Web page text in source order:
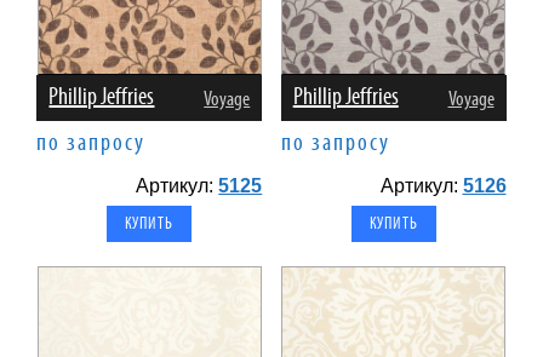
Phillip Jeffries Voyage
по запросу
Артикул:5125
Phillip Jeffries Voyage
по запросу
Артикул: 5126